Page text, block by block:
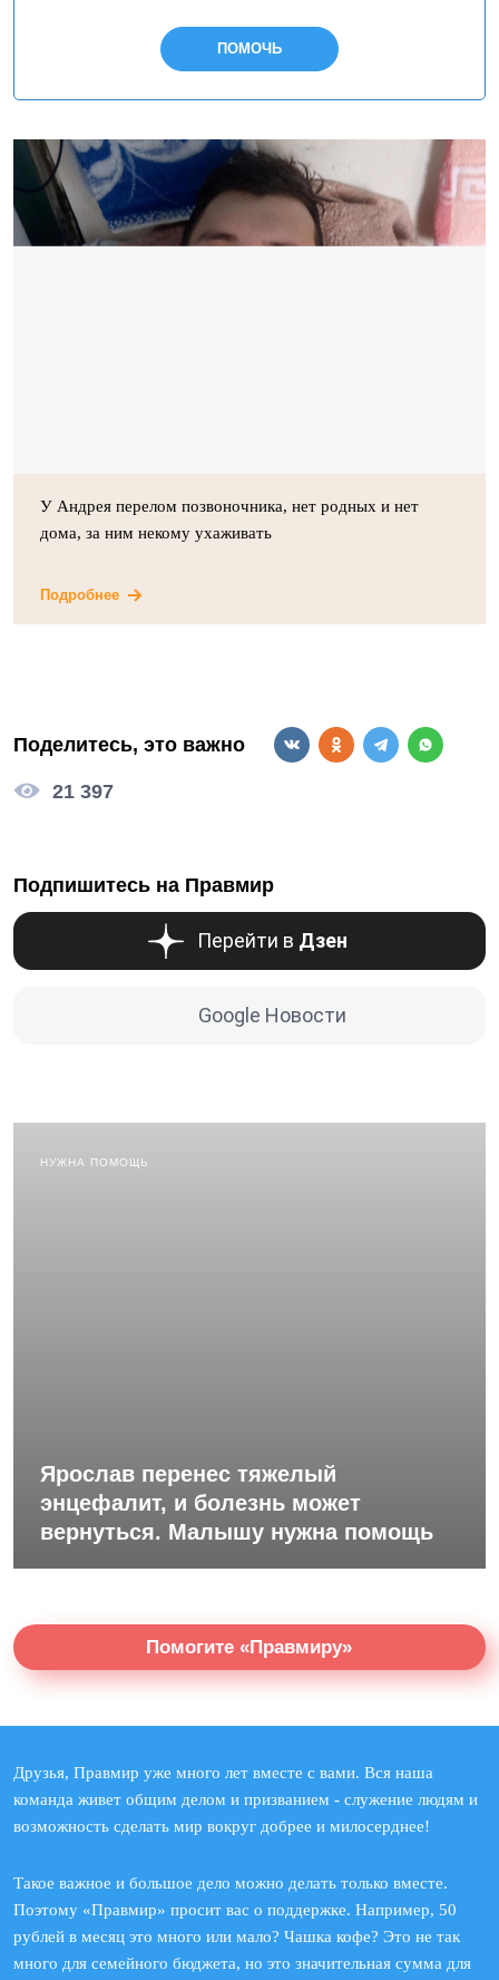
ПОМОЧЬ
У Андрея перелом позвоночника, нет родных и нет
дома, за ним некому ухаживать
Подробнее
Поделитесь, это важно
21 397
Подпишитесь на Правмир
Перейти в Дзен
Google Новости
НУЖНА ПОМОЩЬ
Ярослав перенес тяжелый
энцефалит, и болезнь может
вернуться. Малышу нужна помощь
Помогите «Правмиру»
Друзья, Правмир уже много лет вместе с вами. Вся наша
команда живет общим делом и призванием - служение людям и
возможность сделать мир вокруг добрее и милосерднее!
Такое важное и большое дело можно делать только вместе.
Поэтому «Правмир» просит вас о поддержке. Например, 50
рублей в месяц это много или мало? Чашка кофе? Это не так
много для семейного бюджета, но это значительная сумма для